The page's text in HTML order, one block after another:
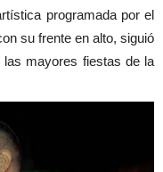
programada por el
su frente en alto, siguió
las mayores fiestas de la